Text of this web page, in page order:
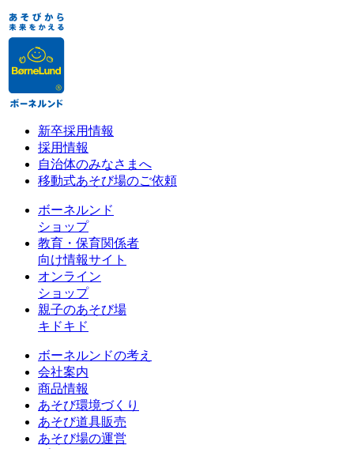
新卒採用情報
採用情報
自治体のみなさまへ
移動式あそび場のご依頼
ボーネルンド
ショップ
教育・保育関係者
向け情報サイト
オンライン
ショップ
親子のあそび場
キドキド
ボーネルンドの考え
会社案内
商品情報
あそび環境づくり
あそび道具販売
あそび場の運営